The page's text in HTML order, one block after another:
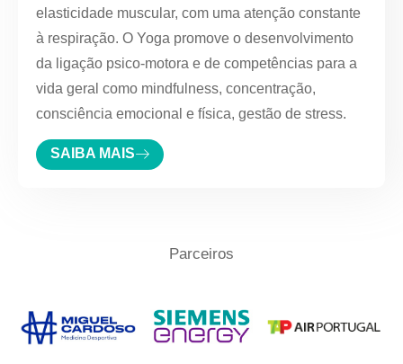
elasticidade muscular, com uma atenção constante
à respiração. O Yoga promove o desenvolvimento
da ligação psico-motora e de competências para a
vida geral como mindfulness, concentração,
consciência emocional e física, gestão de stress.
SAIBA MAIS
Parceiros